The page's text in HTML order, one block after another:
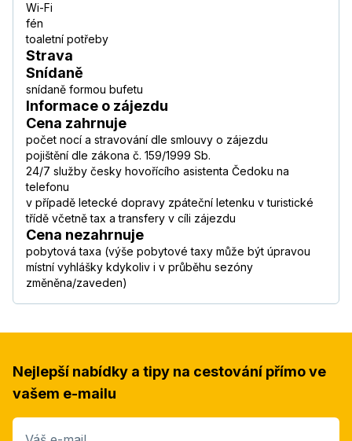
Wi-Fi
fén
toaletní potřeby
Strava
Snídaně
snídaně formou bufetu
Informace o zájezdu
Cena zahrnuje
počet nocí a stravování dle smlouvy o zájezdu
pojištění dle zákona č. 159/1999 Sb.
24/7 služby česky hovořícího asistenta Čedoku na
telefonu
v případě letecké dopravy zpáteční letenku v turistické
třídě včetně tax a transfery v cíli zájezdu
Cena nezahrnuje
pobytová taxa (výše pobytové taxy může být úpravou
místní vyhlášky kdykoliv i v průběhu sezóny
změněna/zaveden)
Nejlepší nabídky a tipy na cestování přímo ve
vašem e-mailu